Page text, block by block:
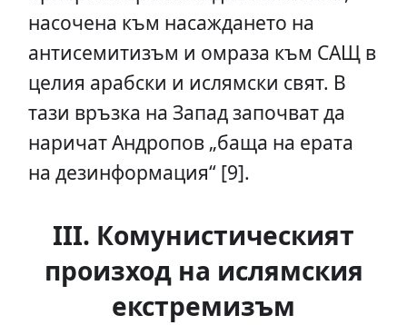
насочена към насаждането на
антисемитизъм и омраза към САЩ в
целия арабски и ислямски свят. В
тази връзка на Запад започват да
наричат ​​Андропов „баща на ерата
на дезинформация“ [9].
III. Комунистическият
произход на ислямския
екстремизъм